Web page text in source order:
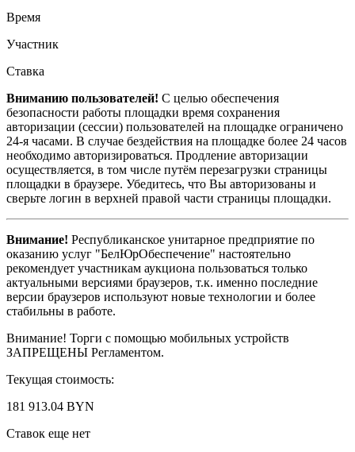
Время
Участник
Ставка
Вниманию пользователей! С целью обеспечения
безопасности работы площадки время сохранения
авторизации (сессии) пользователей на площадке ограничено
24-я часами. В случае бездействия на площадке более 24 часов
необходимо авторизироваться. Продление авторизации
осуществляется, в том числе путём перезагрузки страницы
площадки в браузере. Убедитесь, что Вы авторизованы и
сверьте логин в верхней правой части страницы площадки.
Внимание! Республиканское унитарное предприятие по
оказанию услуг "БелЮрОбеспечение" настоятельно
рекомендует участникам аукциона пользоваться только
актуальными версиями браузеров, т.к. именно последние
версии браузеров используют новые технологии и более
стабильны в работе.
Внимание! Торги с помощью мобильных устройств
ЗАПРЕЩЕНЫ Регламентом.
Текущая стоимость:
181 913.04 BYN
Ставок еще нет